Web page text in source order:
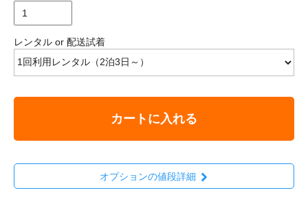
レンタル or 配送試着
カートに入れる
オプションの値段詳細